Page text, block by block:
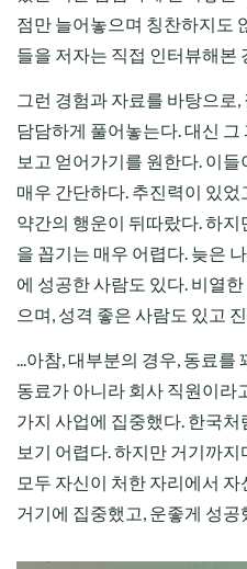
점만 늘어놓으며 칭찬하지도
들을 저자는 직접 인터뷰해본
그런 경험과 자료를 바탕으로
담담하게 풀어놓는다. 대신
보고 얻어가기를 원한다. 이
매우 간단하다. 추진력이 있
약간의 행운이 뒤따랐다. 하
을 꼽기는 매우 어렵다. 늦은
에 성공한 사람도 있다. 비열
으며, 성격 좋은 사람도 있고
...아참, 대부분의 경우, 동료
동료가 아니라 회사 직원이라
가지 사업에 집중했다. 한국
보기 어렵다. 하지만 거기까
모두 자신이 처한 자리에서
거기에 집중했고, 운좋게 성공